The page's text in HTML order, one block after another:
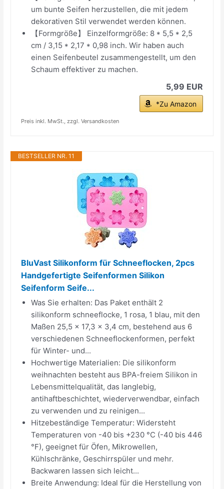
um bunte Seifen herzustellen, die mit jedem
dekorativen Stil verwendet werden können.
【Formgröße】 Einzelformgröße: 8 * 5,5 * 2,5
cm / 3,15 * 2,17 * 0,98 inch. Wir haben auch
einen Seifenbeutel zusammengestellt, um den
Schaum effektiver zu machen.
5,99 EUR
*Zu Amazon
Preis inkl. MwSt., zzgl. Versandkosten
BESTSELLER NR. 11
BluVast Silikonform für Schneeflocken, 2pcs
Handgefertigte Seifenformen Silikon
Seifenform Seife...
Was Sie erhalten: Das Paket enthält 2
silikonform schneeflocke, 1 rosa, 1 blau, mit den
Maßen 25,5 x 17,3 x 3,4 cm, bestehend aus 6
verschiedenen Schneeflockenformen, perfekt
für Winter- und...
Hochwertige Materialien: Die silikonform
weihnachten besteht aus BPA-freiem Silikon in
Lebensmittelqualität, das langlebig,
antihaftbeschichtet, wiederverwendbar, einfach
zu verwenden und zu reinigen...
Hitzebeständige Temperatur: Widersteht
Temperaturen von -40 bis +230 °C (-40 bis 446
°F), geeignet für Öfen, Mikrowellen,
Kühlschränke, Geschirrspüler und mehr.
Backwaren lassen sich leicht...
Breite Anwendung: Ideal für die Herstellung von